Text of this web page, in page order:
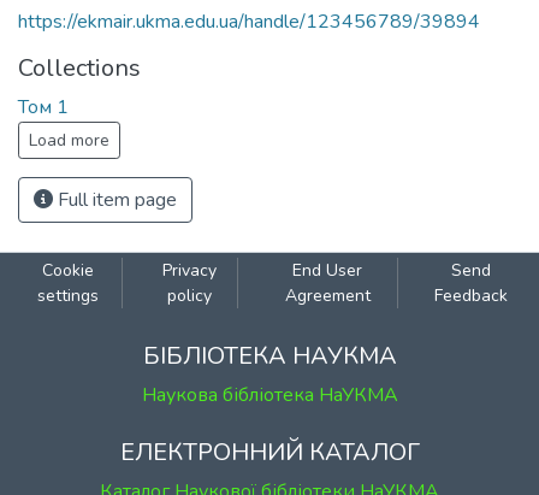
https://ekmair.ukma.edu.ua/handle/123456789/39894
Collections
Том 1
Load more
Full item page
Cookie
settings
Privacy
policy
End User
Agreement
Send
Feedback
БІБЛІОТЕКА НАУКМА
Наукова бібліотека НаУКМА
ЕЛЕКТРОННИЙ КАТАЛОГ